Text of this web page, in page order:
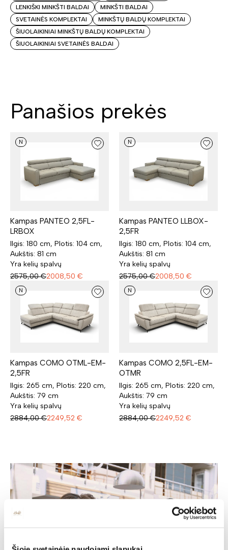
LENKIŠKI MINKŠTI BALDAI
MINKŠTI BALDAI
SVETAINĖS KOMPLEKTAI
MINKŠTŲ BALDŲ KOMPLEKTAI
ŠIUOLAIKINIAI MINKŠTŲ BALDŲ KOMPLEKTAI
ŠIUOLAIKINIAI SVETAINĖS BALDAI
Panašios prekės
N
Kampas PANTEO 2,5FL-
LRBOX
Ilgis: 180 cm, Plotis: 104 cm,
Aukštis: 81 cm
Yra kelių spalvų
2575,00 €2008,50 €
N
Kampas PANTEO LLBOX-
2,5FR
Ilgis: 180 cm, Plotis: 104 cm,
Aukštis: 81 cm
Yra kelių spalvų
2575,00 €2008,50 €
N
Kampas COMO OTML-EM-
2,5FR
Ilgis: 265 cm, Plotis: 220 cm,
Aukštis: 79 cm
Yra kelių spalvų
2884,00 €2249,52 €
N
Kampas COMO 2,5FL-EM-
OTMR
Ilgis: 265 cm, Plotis: 220 cm,
Aukštis: 79 cm
Yra kelių spalvų
2884,00 €2249,52 €